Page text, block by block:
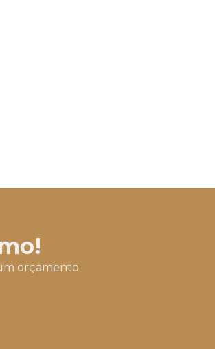
orçamento
Construtora de galpões industriais